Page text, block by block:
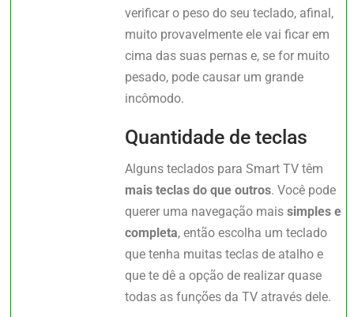
verificar o peso do seu teclado, afinal,
muito provavelmente ele vai ficar em
cima das suas pernas e, se for muito
pesado, pode causar um grande
incômodo.
Quantidade de teclas
Alguns teclados para Smart TV têm
mais teclas do que outros. Você pode
querer uma navegação maissimples e
completa, então escolha um teclado
que tenha muitas teclas de atalho e
que te dê a opção de realizar quase
todas as funções da TV através dele.